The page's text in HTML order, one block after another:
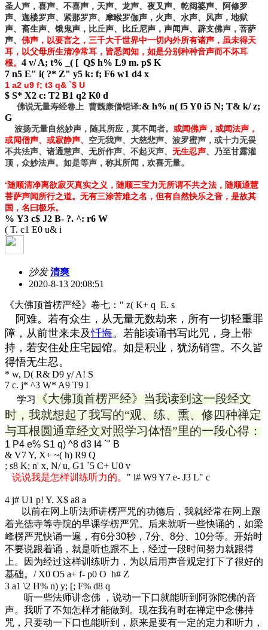
圣人声，喜声、不喜声，天声、龙声、夜叉声、乾闼婆声、阿修罗
声、迦楼罗声、紧那罗声、摩睺罗伽声，火声、水声、风声，地狱
声、畜生声、饿鬼声，比丘声、比丘尼声，声闻声、辟支佛声，菩萨
声、 佛声，以要言之，三千大千世界中一切内外所有诸声，虽未得天
耳，以父母所生清净常耳，皆悉闻知，如是分别种种音声而不坏耳
根。 4 v/ A; t% _( [ Q$ h% L9 m. p$ K
7 n5 E" i( ?* Z" y5 k: f; F6 w1 d4 x
1 a2 u9 f; t3 q& `$ U
$ S* X2 c: T2 B1 q2 K0 d
佛说无量寿经卷上 曹魏康僧铠译:& h% n( f5 Y0 i5 N; T& k/ z;
G
波扬无量自然妙声，随其所应，莫不闻者。 或闻佛声，或闻法声，
或闻僧声、或寂静声、 空无我声、大慈悲声、波罗蜜声，或十力无畏
不共法声、诸通慧声、无所作声、不起灭声、 无生忍声、乃至甘露灌
顶，众妙法声。如是等声，称其所闻，欢喜无量。
‘随顺清净离欲寂灭真实之义，随顺三宝力无所谓不共之法，随顺通慧
菩萨声闻所行之道。无有三涂苦难之名，但有自然快乐之音，是故其
国，名曰极乐。
% Y3 c$ J2 B- ?. ^: r6 W
( T. c1 E0 u& i
沙发 清爽
2020-8-13 20:08:51
《大佛顶首楞严经》卷七： " z( K+ q E. s
阿难。若有众生，从无量无数劫来，所有一切轻重罪
障，从前世来未及忏悔。若能读诵书写此咒，身上带
持，若安住处庄宅园馆。如是积业，犹汤销雪。不久皆
得悟无生忍。
* w, D( R& D9 y/ A! S
7 c. j* ^3 W* A9 T9 I
学习《大佛顶首楞严经》当我读到这一段经文
时，我就想起了我写的“观、练、熏、修四种禅定
与耳根圆通章经文对照学习体悟”里的一段心得：
1 P4 e% S1 q) ^8 d3 I4 `" B
& V7 Y, X+ ~( h) R9 Q
; s8 K; n' x, N/ u, G1 `5 C+ U0 v
说说我是怎样训练听力的。 " l# W9 Y7 e- J3 L" c
4 j# U1 p! Y. X$ a8 a
以前在网上听法师讲楞严咒的功德后，我就经常在网上跟
着光德寺等寺院的早课学楞严咒。后来就听一些快诵的，如梁
峰楞严咒快诵一遍，有6分30秒，7分、8分、10分等。开始时
不要说跟着诵，就是听也跟不上，经过一段时间努力就跟得
上。因为经过这样训练听力，为以后用声音观定打下了很好的
基础。 / X0 O5 a+ f- p0 O h# Z
3 a1 \2 H% n) y; [; F% d8 q
听一些法师讲念佛 ，说动一下口就能听到阿弥陀佛的音
声。我听了不知怎样才能做到。现在我有时在禅定中念佛持
咒，只要动一下口也能听到，原来是要有一定的定力和听力，